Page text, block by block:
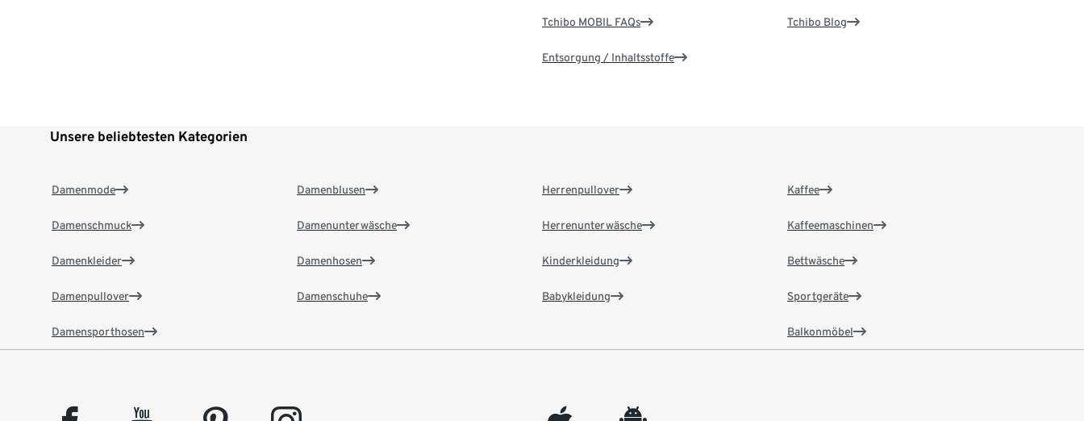
Tchibo MOBIL FAQs
Entsorgung / Inhaltsstoffe
Tchibo Blog
Unsere beliebtesten Kategorien
Damenmode
Damenschmuck
Damenkleider
Damenpullover
Damensporthosen
Damenblusen
Damenunterwäsche
Damenhosen
Damenschuhe
Herrenpullover
Herrenunterwäsche
Kinderkleidung
Babykleidung
Kaffee
Kaffeemaschinen
Bettwäsche
Sportgeräte
Balkonmöbel